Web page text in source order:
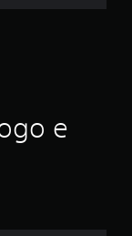
t
l
e